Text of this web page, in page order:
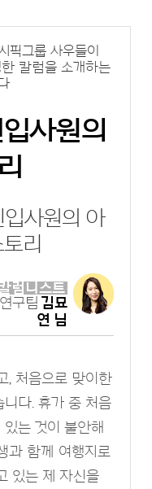
픽그룹 사우들이
칼럼을 소개하는
사원의
사원의 아
리
럼니스트
구팀 김묘
연 님
, 처음으로 맞이한
니다. 휴가 중 처음
는 것이 불안해
과 함께 여행지로
있는 제 자신을